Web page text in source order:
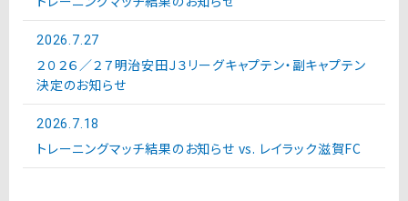
2026.7.27
２０２６／２７明治安田Ｊ３リーグキャプテン・副キャプテン
決定のお知らせ
2026.7.18
トレーニングマッチ結果のお知らせ vs. レイラック滋賀FC